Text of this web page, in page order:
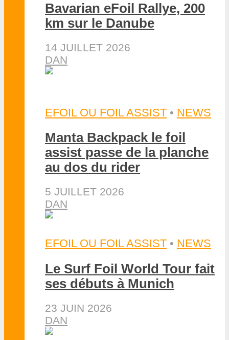
Bavarian eFoil Rallye, 200
km sur le Danube
14 JUILLET 2026
DAN
EFOIL OU FOIL ASSIST • NEWS
Manta Backpack le foil
assist passe de la planche
au dos du rider
5 JUILLET 2026
DAN
EFOIL OU FOIL ASSIST • NEWS
Le Surf Foil World Tour fait
ses débuts à Munich
23 JUIN 2026
DAN